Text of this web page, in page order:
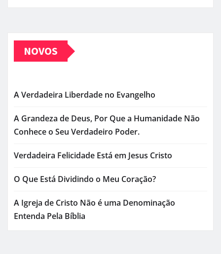
NOVOS
A Verdadeira Liberdade no Evangelho
A Grandeza de Deus, Por Que a Humanidade Não
Conhece o Seu Verdadeiro Poder.
Verdadeira Felicidade Está em Jesus Cristo
O Que Está Dividindo o Meu Coração?
A Igreja de Cristo Não é uma Denominação
Entenda Pela Bíblia